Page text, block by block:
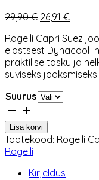
29,90€ Algne
oli:
29,90 €.
26,91 €
on:
26,91
Rogelli Capri Suez
elastsest Dynacool
praktilise tasku ja
suviseks jooksmiseks.
Suurus
Jooksupüksid
Rogelli
Capri
Suez
lilla
kogus
Lisa korvi
Tootekood: Rogelli
Rogelli
Kirjeldus